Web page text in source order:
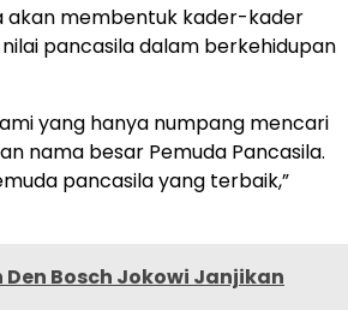
akan membentuk kader-kader
pancasila dalam berkehidupan
yang hanya numpang mencari
nama besar Pemuda Pancasila.
pancasila yang terbaik,”
Den Bosch Jokowi Janjikan